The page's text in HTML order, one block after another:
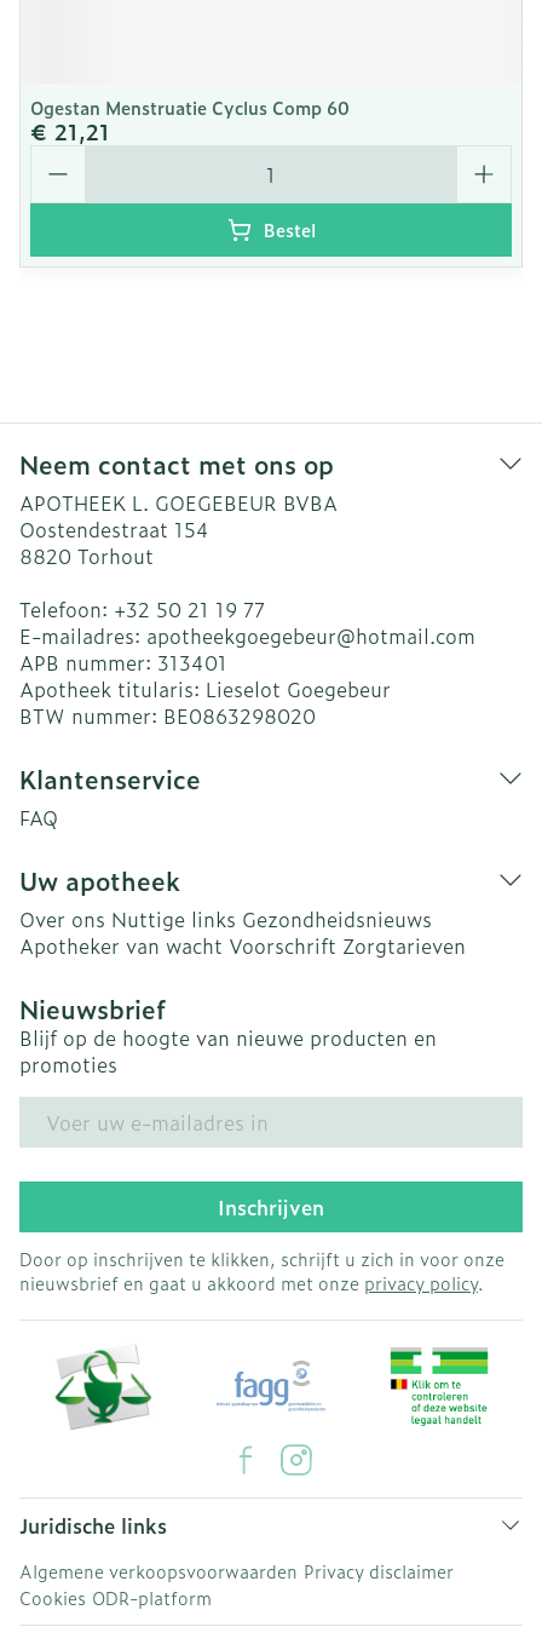
Ogestan Menstruatie Cyclus Comp 60
€ 21,21
Aantal
Bestel
Neem contact met ons op
APOTHEEK L. GOEGEBEUR BVBA
Oostendestraat 154
8820 Torhout
Telefoon: +32 50 21 19 77
E-mailadres: apotheekgoegebeur@hotmail.com
APB nummer: 313401
Apotheek titularis: Lieselot Goegebeur
BTW nummer: BE0863298020
Klantenservice
FAQ
Uw apotheek
Over ons Nuttige links Gezondheidsnieuws
Apotheker van wacht Voorschrift Zorgtarieven
Nieuwsbrief
Blijf op de hoogte van nieuwe producten en
promoties
Inschrijven
Door op inschrijven te klikken, schrijft u zich in voor onze
nieuwsbrief en gaat u akkoord met onze privacy policy.
Juridische links
Algemene verkoopsvoorwaarden Privacy disclaimer
Cookies ODR-platform